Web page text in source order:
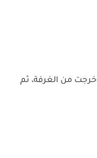
من الغرفة، ثم